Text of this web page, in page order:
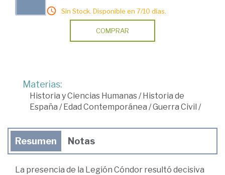
Sin Stock. Disponible en 7/10 días.
COMPRAR
Materias:
Historia y Ciencias Humanas /Historia de
España /Edad Contemporánea /Guerra Civil /
Resumen Notas
La presencia de la Legión Cóndor resultó decisiva